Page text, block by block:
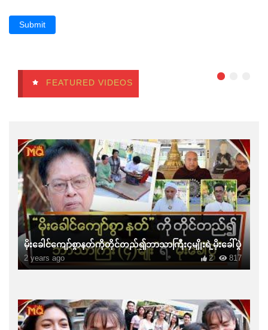
Submit
FEATURED VIDEOS
မိုးခေါင်ကျော်စွာနတ်ကိုတိုင်တည်၍ဘာသာကြီး၄မျိုးရဲ့မိုးခေါ်ပွဲ
2 years ago 817
2